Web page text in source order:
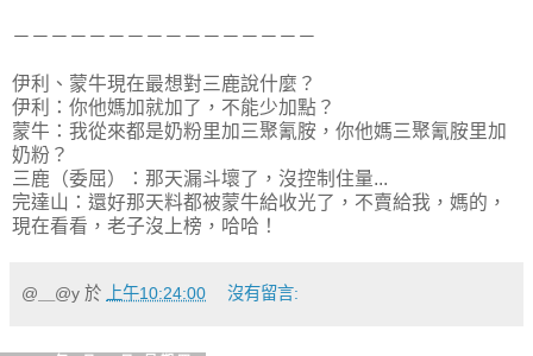
－－－－－－－－－－－－－－－－
伊利、蒙牛現在最想對三鹿說什麼？
伊利：你他媽加就加了，不能少加點？
蒙牛：我從來都是奶粉里加三聚氰胺，你他媽三聚氰胺里加
奶粉？
三鹿（委屈）：那天漏斗壞了，沒控制住量...
完達山：還好那天料都被蒙牛給收光了，不賣給我，媽的，
現在看看，老子沒上榜，哈哈！
@＿@y 於 上午10:24:00 沒有留言: